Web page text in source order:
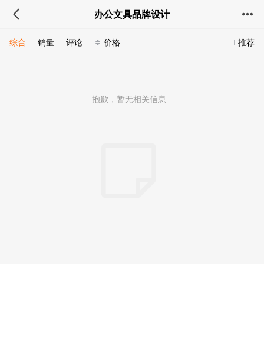
办公文具品牌设计
推荐
综合 销量 评论 价格
抱歉，暂无相关信息